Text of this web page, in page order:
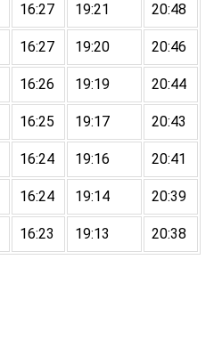
16:27 19:21 20:48
16:27 19:20 20:46
16:26 19:19 20:44
16:25 19:17 20:43
16:24 19:16 20:41
16:24 19:14 20:39
16:23 19:13 20:38